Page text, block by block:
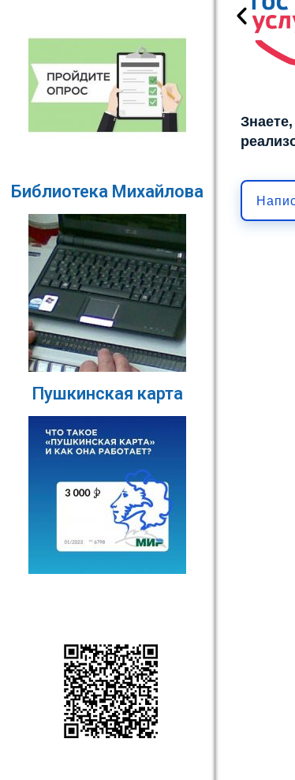
Библиотека Михайлова
Пушкинская карта